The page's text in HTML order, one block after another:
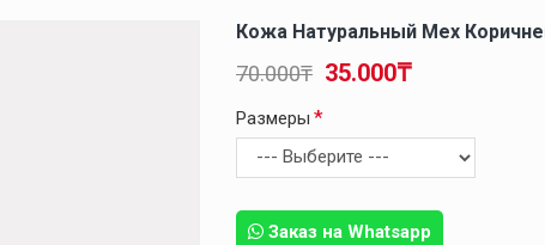
Кожа Натуральный Мех
Заказ на Whatsapp
35.000₸
70.000₸
Размеры